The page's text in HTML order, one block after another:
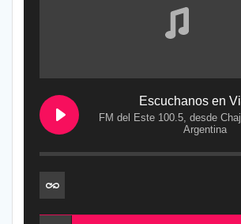
Escuchanos en
FM del Este 100.5, desde
Argentina